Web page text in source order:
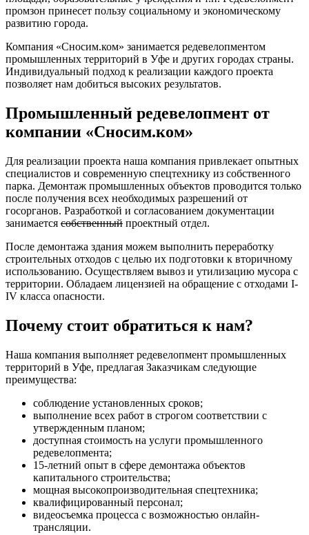
промзон принесет пользу социальному и экономическому
развитию города.
Компания «Сносим.ком» занимается редевелопментом
промышленных территорий в Уфе и других городах страны.
Индивидуальный подход к реализации каждого проекта
позволяет нам добиться высоких результатов.
Промышленный редевелопмент от
компании «Сносим.ком»
Для реализации проекта наша компания привлекает опытных
специалистов и современную спецтехнику из собственного
парка. Демонтаж промышленных объектов проводится только
после получения всех необходимых разрешений от
госорганов. Разработкой и согласованием документации
занимается собственный проектный отдел.
После демонтажа здания можем выполнить переработку
строительных отходов с целью их подготовки к вторичному
использованию. Осуществляем вывоз и утилизацию мусора с
территории. Обладаем лицензией на обращение с отходами I-
IV класса опасности.
Почему стоит обратиться к нам?
Наша компания выполняет редевелопмент промышленных
территорий в Уфе, предлагая Заказчикам следующие
преимущества:
соблюдение установленных сроков;
выполнение всех работ в строгом соответствии с
утвержденным планом;
доступная стоимость на услуги промышленного
редевелопмента;
15-летний опыт в сфере демонтажа объектов
капитального строительства;
мощная высокопроизводительная спецтехника;
квалифицированный персонал;
видеосъемка процесса с возможностью онлайн-
трансляции.